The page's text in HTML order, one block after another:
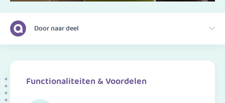
Door naar deel
Functionaliteiten & Voordelen